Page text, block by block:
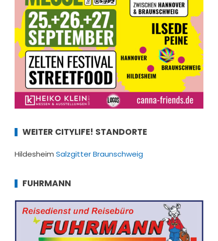
WEITER CITYLIFE! STANDORTE
Hildesheim SalzgitterBraunschweig
FUHRMANN